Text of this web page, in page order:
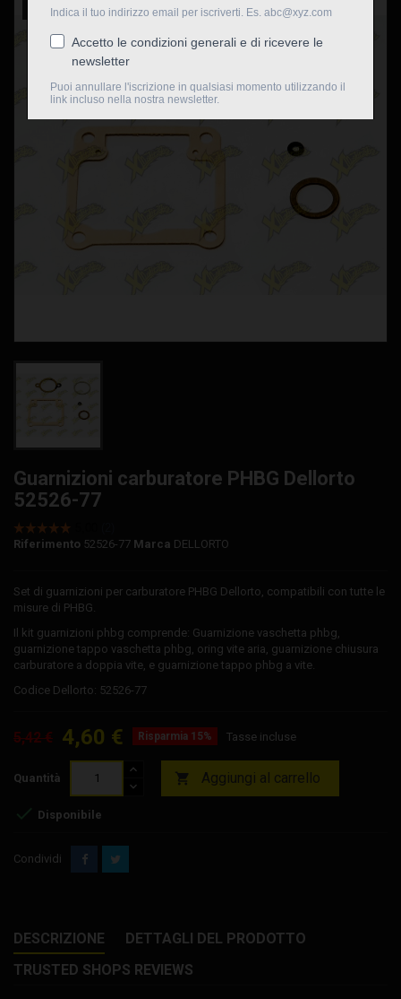
Nuovo
Guarnizioni carburatore PHBG Dellorto
52526-77
Riferimento 52526-77 Marca DELLORTO
Set di guarnizioni per carburatore PHBG Dellorto, compatibili con tutte le
misure di PHBG.
Il kit guarnizioni phbg comprende: Guarnizione vaschetta phbg,
guarnizione tappo vaschetta phbg, oring vite aria, guarnizione chiusura
carburatore a doppia vite, e guarnizione tappo phbg a vite.
Codice Dellorto: 52526-77
5,42 € 4,60 € Risparmia 15% Tasse incluse
Quantità  Aggiungi al carrello
 Disponibile
Condividi
DESCRIZIONE
DETTAGLI DEL PRODOTTO
TRUSTED SHOPS REVIEWS